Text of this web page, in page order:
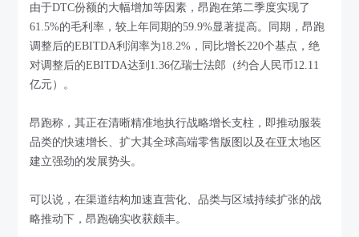
由于DTC份额的大幅增加等因素，昂跑在第二季度实现了
61.5%的毛利率，较上年同期的59.9%显著提高。同期，昂跑
调整后的EBITDA利润率为18.2%，同比增长220个基点，绝
对调整后的EBITDA达到1.36亿瑞士法郎（约合人民币12.11
亿元）。
昂跑称，其正在清晰精准地执行战略增长支柱，即推动服装
品类的快速增长、扩大其全球高端零售版图以及在亚太地区
建立强劲的发展势头。
可以说，在渠道结构加速直营化、品类与区域持续扩张的战
略推动下，昂跑确实收获颇丰。